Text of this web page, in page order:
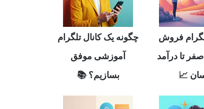
فروش
تا درآمد
📈
چگونه یک کانال تلگرام
آموزشی موفق
بسازیم؟ 📚